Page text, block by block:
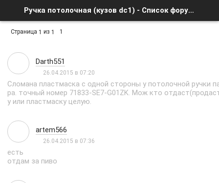
Ручка потолочная (кузов dc1) - Список форумов
Страница 1 из 1 1
Darth551
26.04.2015 в 07:20
Сломана пластмаска с одной стороны у потолочной ручки
ра. точный номер 71833-SE7-G01ZK. Мож кто
у или пластмаску целую.
artem566
26.04.2015 в 07:36
есть
отдам за пиво